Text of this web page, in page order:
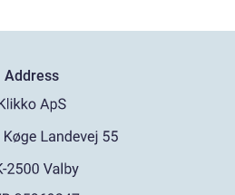
Address